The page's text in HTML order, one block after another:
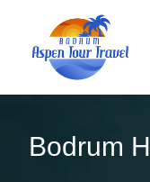
Bodrum